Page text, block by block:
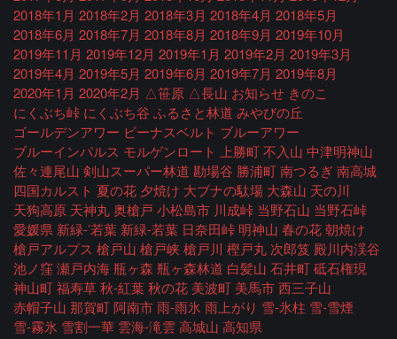
2018年1月 2018年2月 2018年3月 2018年4月 2018年5月
2018年6月 2018年7月 2018年8月 2018年9月 2019年10月
2019年11月 2019年12月 2019年1月 2019年2月 2019年3月
2019年4月 2019年5月 2019年6月 2019年7月 2019年8月
2020年1月 2020年2月 △笹原 △長山 お知らせ きのこ
にくぶち峠 にくぶち谷 ふるさと林道 みやびの丘
ゴールデンアワー ビーナスベルト ブルーアワー
ブルーインパルス モルゲンロート 上勝町 不入山 中津明神山
佐々連尾山 剣山スーパー林道 勘場谷 勝浦町 南つるぎ 南高城
四国カルスト 夏の花 夕焼け 大ブナの駄場 大森山 天の川
天狗高原 天神丸 奥槍戸 小松島市 川成峠 当野石山 当野石峠
愛媛県 新緑-’若葉 新緑-若葉 日奈田峠 明神山 春の花 朝焼け
槍戸アルプス 槍戸山 槍戸峡 槍戸川 樫戸丸 次郎笈 殿川内渓谷
池ノ窪 瀬戸内海 瓶ヶ森 瓶ヶ森林道 白髪山 石井町 砥石権現
神山町 福寿草 秋-紅葉 秋の花 美波町 美馬市 西三子山
赤帽子山 那賀町 阿南市 雨-雨氷 雨上がり 雪-氷柱 雪-雪煙
雪-霧氷 雪割一華 雲海-滝雲 高城山 高知県